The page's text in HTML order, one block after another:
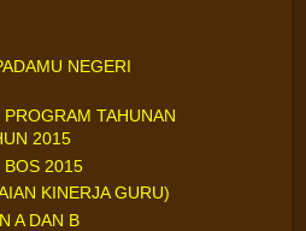
NEGERI
TAHUNAN
2015
BOS 2015
KINERJA GURU)
A DAN B